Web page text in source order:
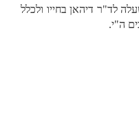
לד"ר דיהאן בחייו ולכלל
ה"י.